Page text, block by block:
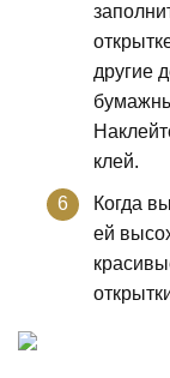
другие
клей.
Когда
ей